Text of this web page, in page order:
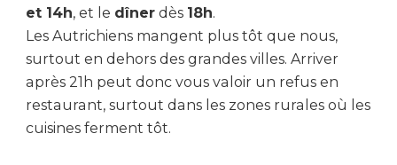
et 14h, et le dîner dès 18h.
Les Autrichiens mangent plus tôt que nous,
surtout en dehors des grandes villes. Arriver
après 21h peut donc vous valoir un refus en
restaurant, surtout dans les zones rurales où les
cuisines ferment tôt.